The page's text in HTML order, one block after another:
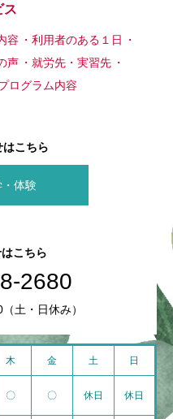
ス
容
利用者のある１日
声
就労先・実習先
ログラム内容
こちら
体験
こちら
2680
土・日休み）
木 金 土 日
〇 〇 休日 休日